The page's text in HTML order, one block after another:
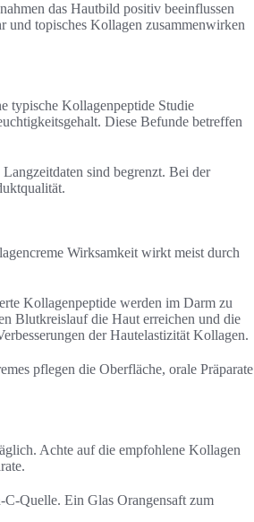
das Hautbild positiv beeinflussen
und topisches Kollagen zusammenwirken
typische Kollagenpeptide Studie
Diese Befunde betreffen
sind begrenzt. Bei der
Wirksamkeit wirkt meist durch
Kollagenpeptide werden im Darm zu
Blutkreislauf die Haut erreichen und die
der Hautelastizität Kollagen.
pflegen die Oberfläche, orale Präparate
Achte auf die empfohlene Kollagen
Quelle. Ein Glas Orangensaft zum